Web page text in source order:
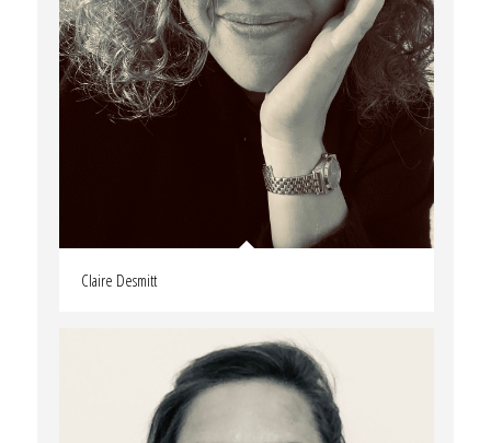
Claire Desmitt